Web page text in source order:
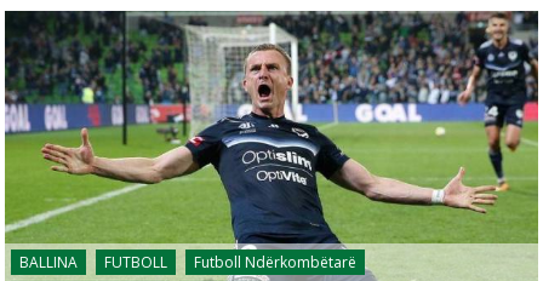
BALLINA FUTBOLL
Futboll Ndërkombëtarë